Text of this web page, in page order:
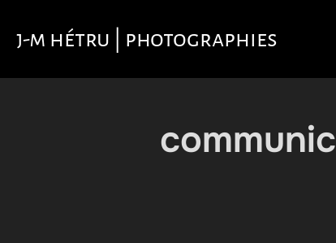
contenu
j-m hétru | photographies